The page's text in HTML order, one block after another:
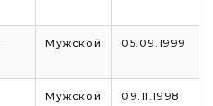
Мужской 05.09.1999
Мужской 09.11.1998